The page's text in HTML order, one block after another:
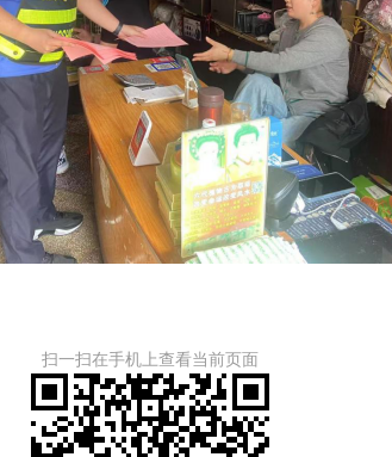
扫一扫在手机上查看当前页面